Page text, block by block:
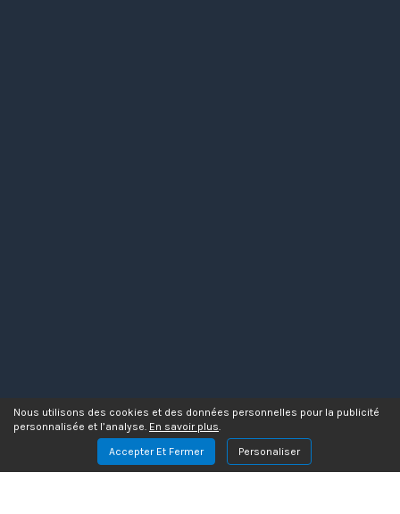
Nous utilisons des cookies et des données personnelles pour la publicité
personnalisée et l’analyse. En savoir plus.
Accepter Et Fermer
Personaliser